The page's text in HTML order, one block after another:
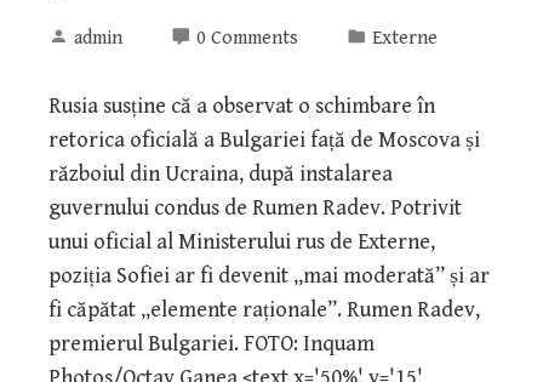
admin 0 Comments Externe
Rusia susține că a observat o schimbare în
retorica oficială a Bulgariei față de Moscova și
războiul din Ucraina, după instalarea
guvernului condus de Rumen Radev. Potrivit
unui oficial al Ministerului rus de Externe,
poziția Sofiei ar fi devenit „mai moderată” și ar
fi căpătat „elemente raționale”. Rumen Radev,
premierul Bulgariei. FOTO: Inquam